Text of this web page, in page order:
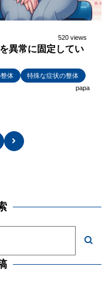
520 views
異常に固定してい
体
特殊な症状の整体
papa